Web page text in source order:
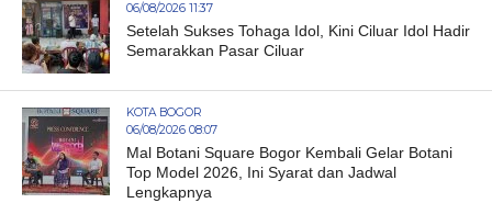
06/08/2026 11:37
Setelah Sukses Tohaga Idol, Kini Ciluar Idol Hadir
Semarakkan Pasar Ciluar
KOTA BOGOR
06/08/2026 08:07
Mal Botani Square Bogor Kembali Gelar Botani
Top Model 2026, Ini Syarat dan Jadwal
Lengkapnya